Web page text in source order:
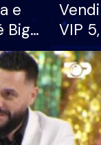
e
Big
100
VIP